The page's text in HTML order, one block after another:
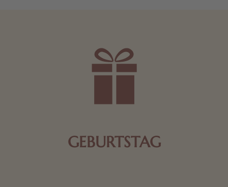
GEBURTSTAG